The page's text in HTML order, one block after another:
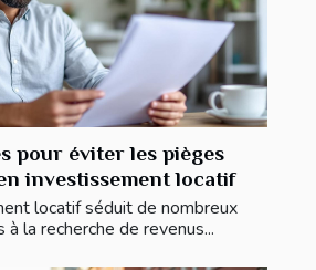
pour éviter les pièges
investissement locatif
locatif séduit de nombreux
à la recherche de revenus...